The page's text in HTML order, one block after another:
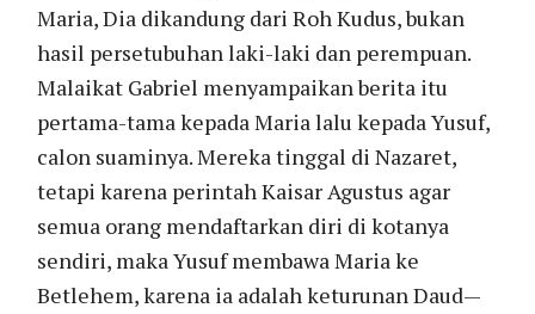
Maria, Dia dikandung dari Roh Kudus, bukan
hasil persetubuhan laki-laki dan perempuan.
Malaikat Gabriel menyampaikan berita itu
pertama-tama kepada Maria lalu kepada Yusuf,
calon suaminya. Mereka tinggal di Nazaret,
tetapi karena perintah Kaisar Agustus agar
semua orang mendaftarkan diri di kotanya
sendiri, maka Yusuf membawa Maria ke
Betlehem, karena ia adalah keturunan Daud—